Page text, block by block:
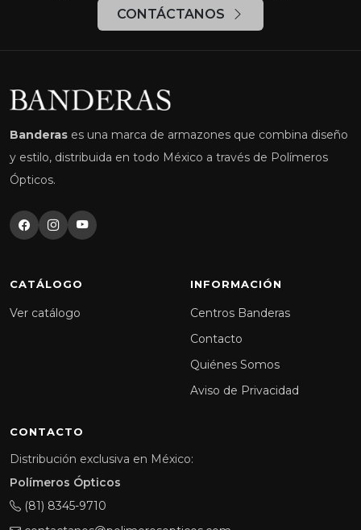
CONTÁCTANOS
Banderas es una marca de armazones que combina diseño
y estilo, distribuida en todo México a través de Polímeros
Ópticos.
CATÁLOGO
Ver catálogo
INFORMACIÓN
Centros Banderas
Contacto
Quiénes Somos
Aviso de Privacidad
CONTACTO
Distribución exclusiva en México:
Polímeros Ópticos
(81) 8345-9710